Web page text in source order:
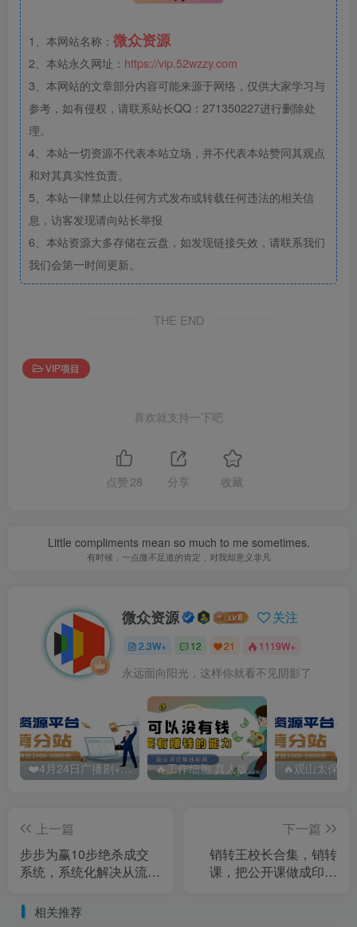
1、本网站名称： 微众资源
2、本站永久网址： https://vip.52wzzy.com
3、本网站的文章部分内容可能来源于网络，仅供大家学习与
参考，如有侵权，请联系站长QQ：271350227进行删除处
理。
4、本站一切资源不代表本站立场，并不代表本站赞同其观点
和对其真实性负责。
5、本站一律禁止以任何方式发布或转载任何违法的相关信
息，访客发现请向站长举报
6、本站资源大多存储在云盘，如发现链接失效，请联系我们
我们会第一时间更新。
THE END
VIP项目
喜欢就支持一下吧
点赞28 分享 收藏
Little compliments mean so much to me sometimes.
有时候，一点微不足道的肯定，对我却意义非凡
微众资源 关注
2.3W+ 12 21 1119W+
永远面向阳光，这样你就看不见阴影了
❤️4月24日广播剧+有S剧单期合集 百度： 🔥工作细胞 真人版（2025）【日本/剧情/奇幻】 百度：
上一篇
步步为赢10步绝杀成交
系统，系统化解决从流量
路
下一篇
销转王校长合集，销转
课，把公开课做成印钞
相关推荐